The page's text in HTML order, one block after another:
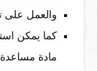
والعمل على
كما يمكن
مادة مساعدة